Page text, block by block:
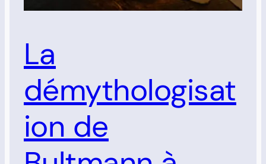
La
démythologisat
ion de